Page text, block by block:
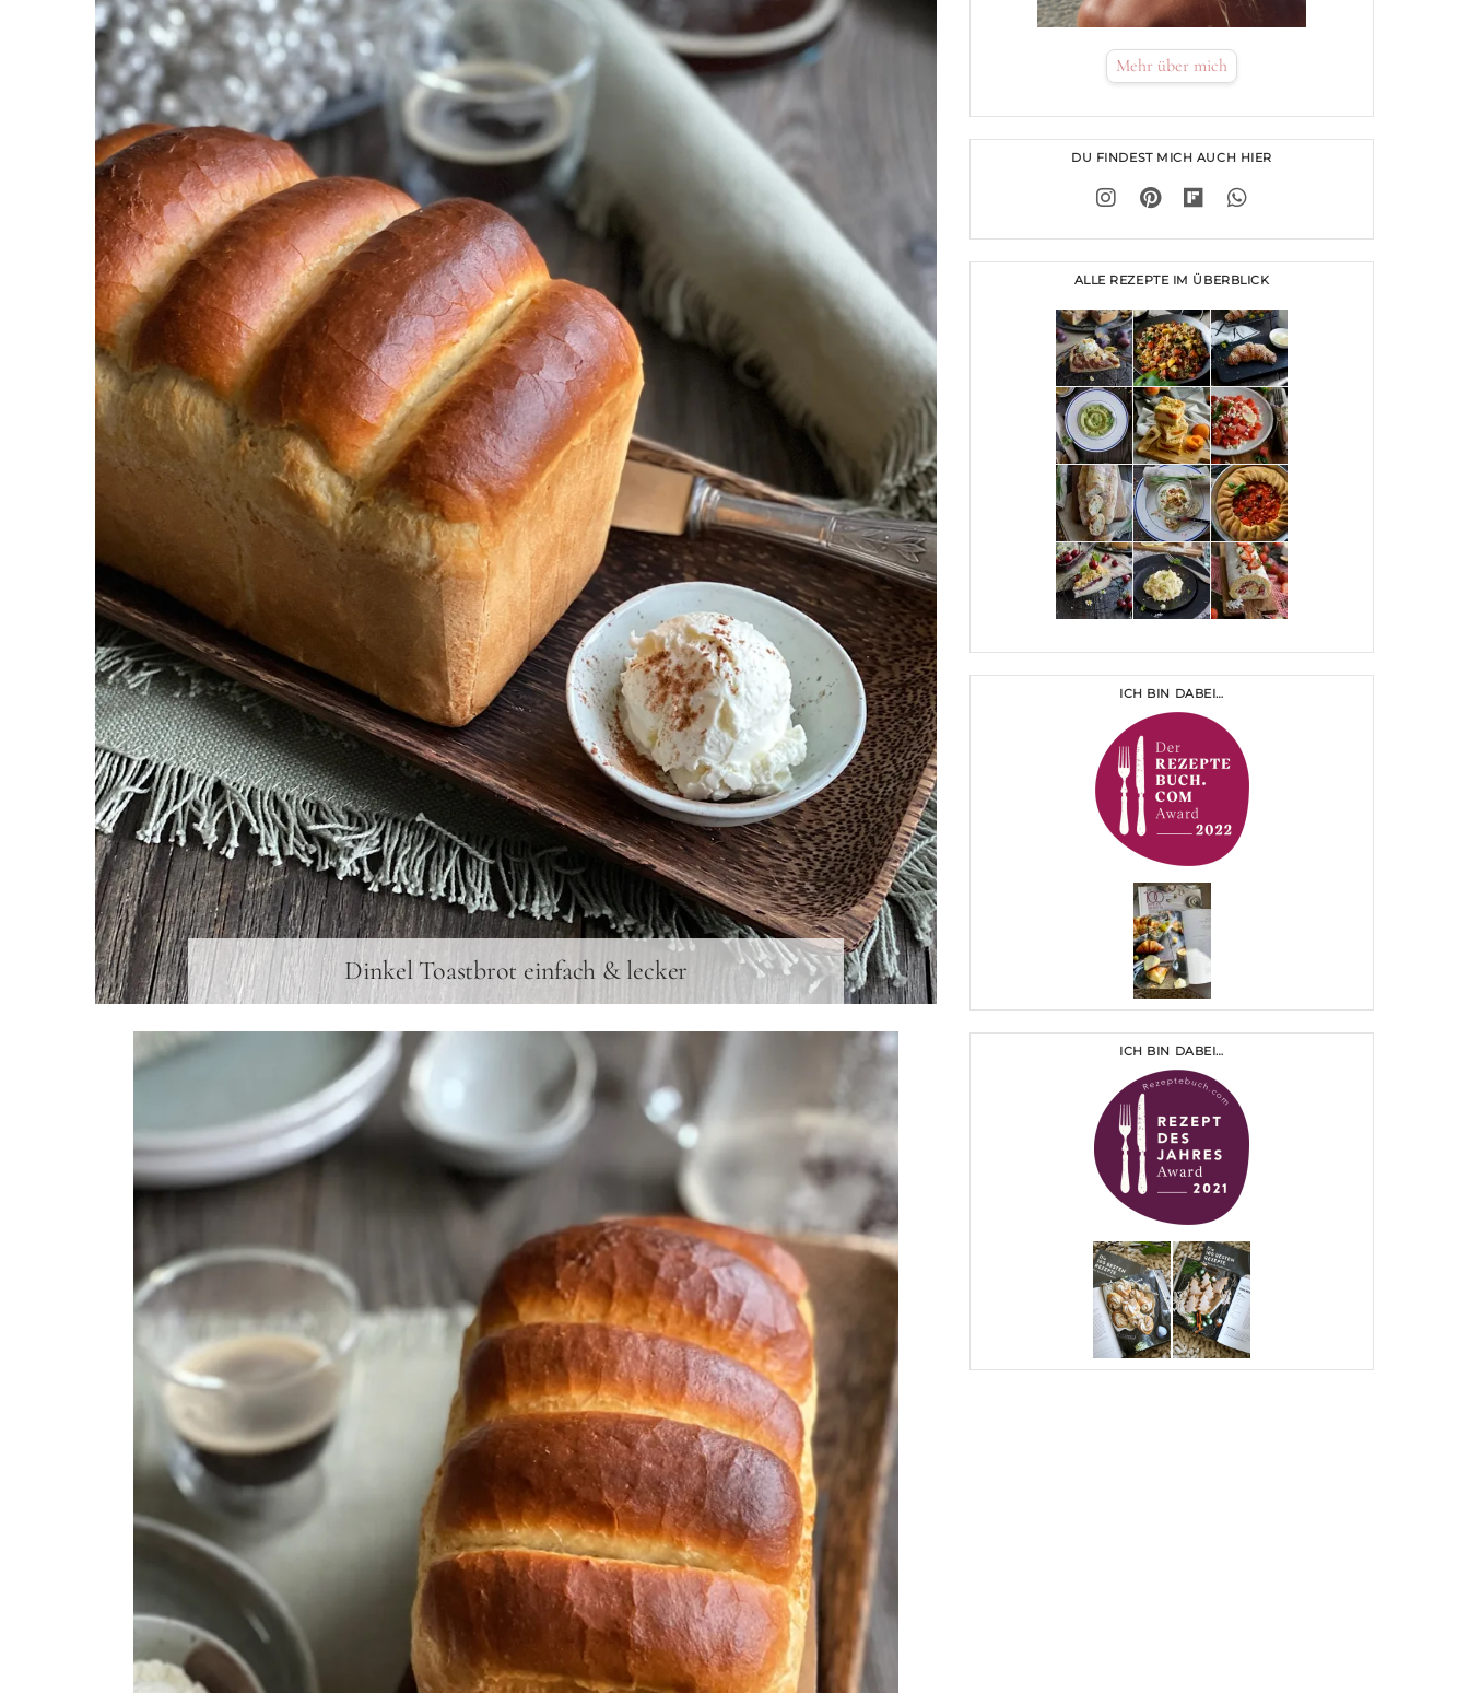
Dinkel Toastbrot einfach & lecker
Mehr über mich
DU FINDEST MICH AUCH HIER
ALLE REZEPTE IM ÜBERBLICK
ICH BIN DABEI…
ICH BIN DABEI…